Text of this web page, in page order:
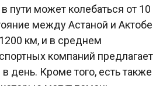
пути может колебаться от 10
между Астаной и Актобе
км, и в среднем
компаний предлагает
день. Кроме того, есть также